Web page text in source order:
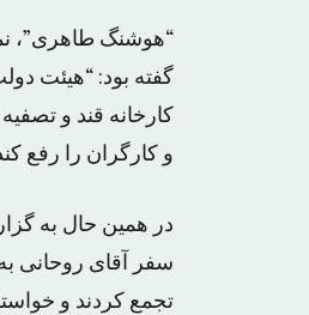
“هوشنگ طاهری”،
گفته بود: “هیئت
کارخانه قند و
و کارگران را رفع
در همین حال به
سفر آقای روحانی
تجمع کردند و